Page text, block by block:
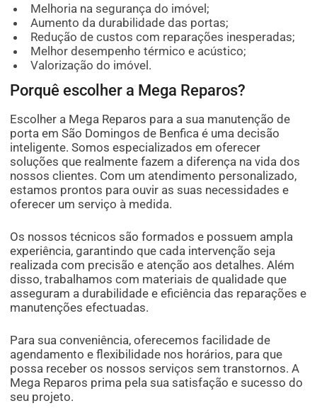
Melhoria na segurança do imóvel;
Aumento da durabilidade das portas;
Redução de custos com reparações inesperadas;
Melhor desempenho térmico e acústico;
Valorização do imóvel.
Porquê escolher a Mega Reparos?
Escolher a Mega Reparos para a sua manutenção de
porta em São Domingos de Benfica é uma decisão
inteligente. Somos especializados em oferecer
soluções que realmente fazem a diferença na vida dos
nossos clientes. Com um atendimento personalizado,
estamos prontos para ouvir as suas necessidades e
oferecer um serviço à medida.
Os nossos técnicos são formados e possuem ampla
experiência, garantindo que cada intervenção seja
realizada com precisão e atenção aos detalhes. Além
disso, trabalhamos com materiais de qualidade que
asseguram a durabilidade e eficiência das reparações e
manutenções efectuadas.
Para sua conveniência, oferecemos facilidade de
agendamento e flexibilidade nos horários, para que
possa receber os nossos serviços sem transtornos. A
Mega Reparos prima pela sua satisfação e sucesso do
seu projeto.